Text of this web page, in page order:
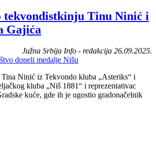
tekvondistkinju Tinu Ninić i
Gajića
Južna Srbija Info - redakcija 26.09.2025.
Ninić iz Tekvondo kluba „Asteriks“ i
kluba „Niš 1881“ i reprezentativac
kuće, gde ih je ugostio gradonačelnik